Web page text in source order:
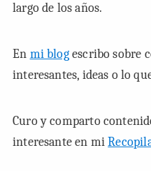
largo de los años.
En mi blogescribo sobre
interesantes, ideas o lo
Curo y comparto
interesante en mi